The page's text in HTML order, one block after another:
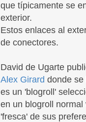
que típicamente se
exterior.
Estos enlaces al
de conectores.
David de Ugarte
Alex Girard donde se
es un 'blogroll'
en un blogroll
'fresca' de sus